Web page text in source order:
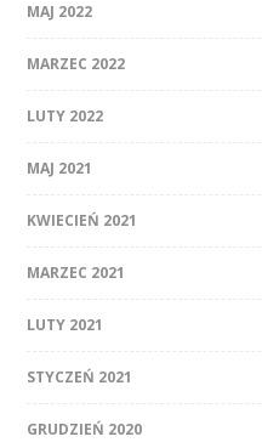
MAJ 2022
MARZEC 2022
LUTY 2022
MAJ 2021
KWIECIEŃ 2021
MARZEC 2021
LUTY 2021
STYCZEŃ 2021
GRUDZIEŃ 2020